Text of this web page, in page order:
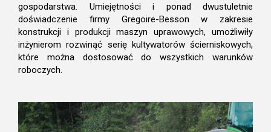
gospodarstwa. Umiejętności i ponad dwustuletnie
doświadczenie firmy Gregoire-Besson w zakresie
konstrukcji i produkcji maszyn uprawowych, umożliwiły
inżynierom rozwinąć serię kultywatorów ścierniskowych,
które można dostosować do wszystkich warunków
roboczych.